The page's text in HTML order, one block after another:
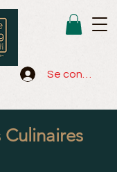
Se connecter
Culinaires